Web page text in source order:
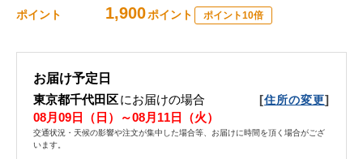
ポイント 1,900ポイント ポイント10倍
お届け予定日
東京都千代田区にお届けの場合 [住所の変更]
08月09日（日）～08月11日（火）
交通状況・天候の影響や注文が集中した場合等、お届けに時間を頂く場合がござ
います。